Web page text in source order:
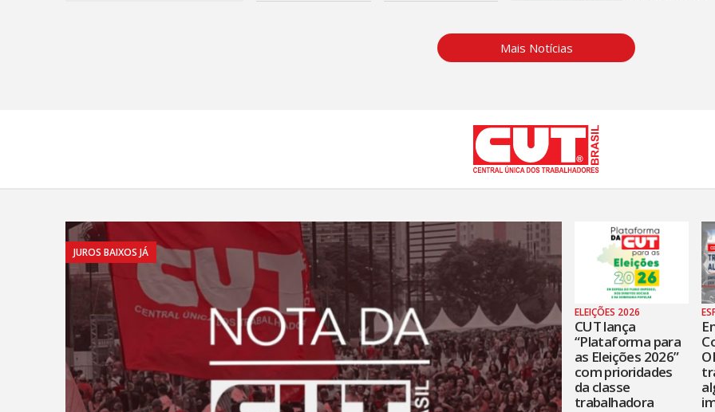
Mais Notícias
JUROS BAIXOS JÁ
ELEIÇÕES 2026
CUT lança
“Plataforma para
as Eleições 2026”
com prioridades
da classe
trabalhadora